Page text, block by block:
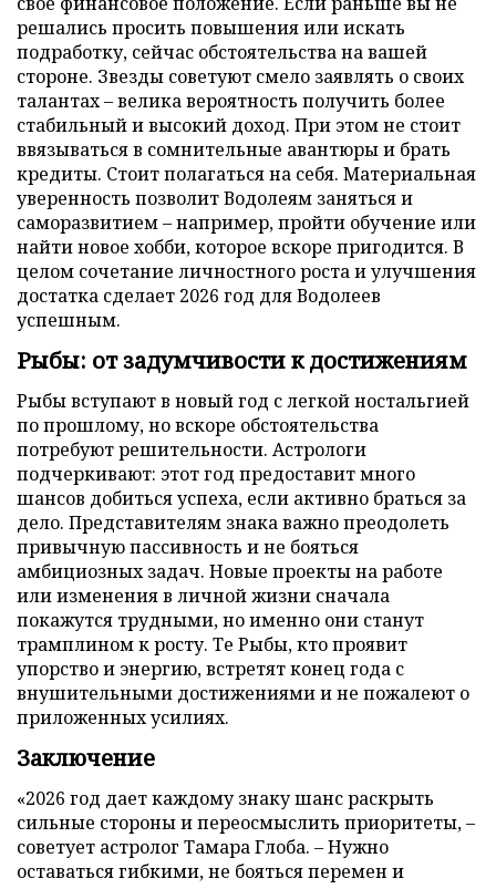
решались просить повышения или искать
подработку, сейчас обстоятельства на вашей
стороне. Звезды советуют смело заявлять о своих
талантах – велика вероятность получить более
стабильный и высокий доход. При этом не стоит
ввязываться в сомнительные авантюры и брать
кредиты. Стоит полагаться на себя. Материальная
уверенность позволит Водолеям заняться и
саморазвитием – например, пройти обучение или
найти новое хобби, которое вскоре пригодится. В
целом сочетание личностного роста и улучшения
достатка сделает 2026 год для Водолеев
успешным.
Рыбы: от задумчивости к достижениям
Рыбы вступают в новый год с легкой ностальгией
по прошлому, но вскоре обстоятельства
потребуют решительности. Астрологи
подчеркивают: этот год предоставит много
шансов добиться успеха, если активно браться за
дело. Представителям знака важно преодолеть
привычную пассивность и не бояться
амбициозных задач. Новые проекты на работе
или изменения в личной жизни сначала
покажутся трудными, но именно они станут
трамплином к росту. Те Рыбы, кто проявит
упорство и энергию, встретят конец года с
внушительными достижениями и не пожалеют о
приложенных усилиях.
Заключение
«2026 год дает каждому знаку шанс раскрыть
сильные стороны и переосмыслить приоритеты, –
советует астролог Тамара Глоба. – Нужно
оставаться гибкими, не бояться перемен и